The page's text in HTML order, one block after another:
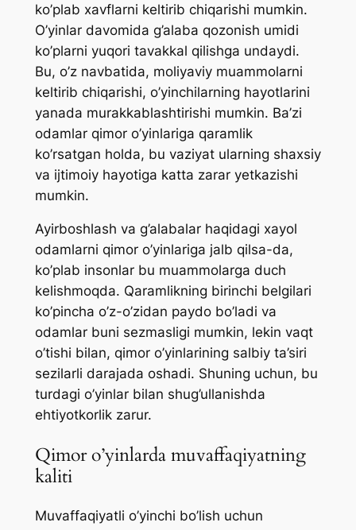
ko’plab xavflarni keltirib chiqarishi mumkin.
O’yinlar davomida g’alaba qozonish umidi
ko’plarni yuqori tavakkal qilishga undaydi.
Bu, o’z navbatida, moliyaviy muammolarni
keltirib chiqarishi, o’yinchilarning hayotlarini
yanada murakkablashtirishi mumkin. Ba’zi
odamlar qimor o’yinlariga qaramlik
ko’rsatgan holda, bu vaziyat ularning shaxsiy
va ijtimoiy hayotiga katta zarar yetkazishi
mumkin.
Ayirboshlash va g’alabalar haqidagi xayol
odamlarni qimor o’yinlariga jalb qilsa-da,
ko’plab insonlar bu muammolarga duch
kelishmoqda. Qaramlikning birinchi belgilari
ko’pincha o’z-o’zidan paydo bo’ladi va
odamlar buni sezmasligi mumkin, lekin vaqt
o’tishi bilan, qimor o’yinlarining salbiy ta’siri
sezilarli darajada oshadi. Shuning uchun, bu
turdagi o’yinlar bilan shug’ullanishda
ehtiyotkorlik zarur.
Qimor o’yinlarda muvaffaqiyatning
kaliti
Muvaffaqiyatli o’yinchi bo’lish uchun